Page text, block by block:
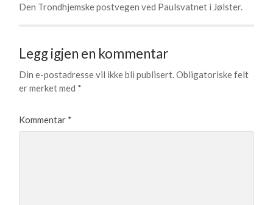
Den Trondhjemske postvegen ved Paulsvatnet i Jølster.
Legg igjen en kommentar
Din e-postadresse vil ikke bli publisert.Obligatoriske felt
er merket med *
Kommentar *